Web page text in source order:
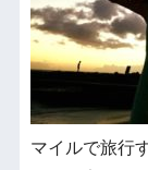
マイルで旅行